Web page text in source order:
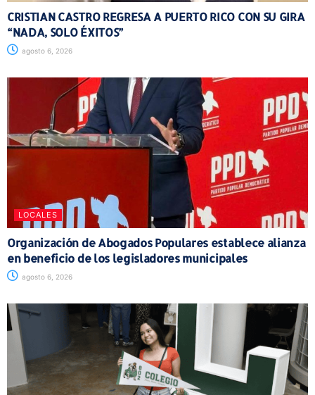
CRISTIAN CASTRO REGRESA A PUERTO RICO CON SU GIRA
“NADA, SOLO ÉXITOS”
agosto 6, 2026
LOCALES
Organización de Abogados Populares establece alianza
en beneficio de los legisladores municipales
agosto 6, 2026